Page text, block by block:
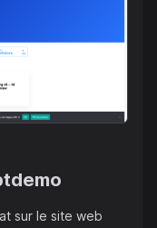
L'outil peut aider
être idéal pour
homme-IA,
sur le site web